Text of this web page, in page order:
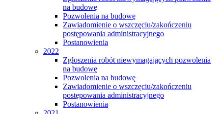
na budowę
Pozwolenia na budowę
Zawiadomienie o wszczęciu/zakończeniu
postępowania administracyjnego
Postanowienia
2022
Zgłoszenia robót niewymagających pozwolenia
na budowę
Pozwolenia na budowę
Zawiadomienie o wszczęciu/zakończeniu
postępowania administracyjnego
Postanowienia